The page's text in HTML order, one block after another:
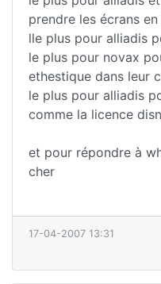
prendre les écrans
lle plus pour alliadis
le plus pour novax
ethestique dans leur
le plus pour alliadis
comme la licence
et pour répondre à
cher
17-04-2007 13:31